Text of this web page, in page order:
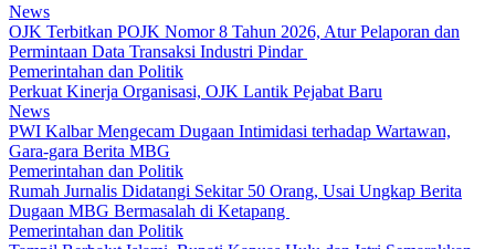
News
OJK Terbitkan POJK Nomor 8 Tahun 2026, Atur Pelaporan dan
Permintaan Data Transaksi Industri Pindar
Pemerintahan dan Politik
Perkuat Kinerja Organisasi, OJK Lantik Pejabat Baru
News
PWI Kalbar Mengecam Dugaan Intimidasi terhadap Wartawan,
Gara-gara Berita MBG
Pemerintahan dan Politik
Rumah Jurnalis Didatangi Sekitar 50 Orang, Usai Ungkap Berita
Dugaan MBG Bermasalah di Ketapang
Pemerintahan dan Politik